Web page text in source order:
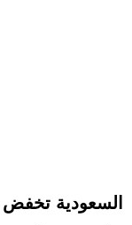
السعودية تخفض